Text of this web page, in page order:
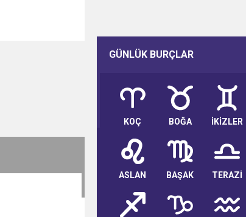
GÜNLÜK BURÇLAR
KOÇ BOĞA İKİZLER
ASLAN BAŞAK TERAZİ